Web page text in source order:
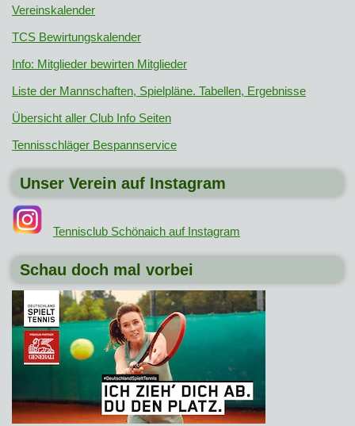
Vereinskalender
TCS Bewirtungskalender
Info: Mitglieder bewirten Mitglieder
Liste der Mannschaften, Spielpläne. Tabellen, Ergebnisse
Übersicht aller Club Info Seiten
Tennisschläger Bespannservice
Unser Verein auf Instagram
Tennisclub Schönaich auf Instagram
Schau doch mal vorbei